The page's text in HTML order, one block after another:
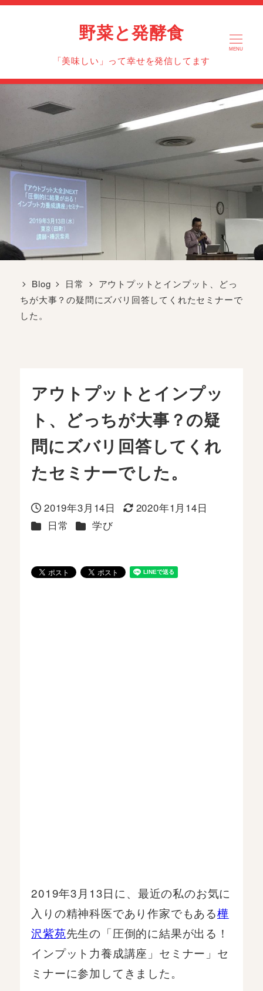
野菜と発酵食
「美味しい」って幸せを発信してます
MENU
Blog 日常
アウトプットとインプット、どっ
ちが大事？の疑問にズバリ回答してくれたセミナーで
した。
アウトプットとインプッ
ト、どっちが大事？の疑
問にズバリ回答してくれ
たセミナーでした。
投稿日
2019年3月14日
更新日
2020年1月14日
カテゴリー
日常 カテゴリー
学び
2019年3月13日に、最近の私のお気に
入りの精神科医であり作家でもある樺
沢紫苑先生の「圧倒的に結果が出る！
インプット力養成講座」セミナー」セ
ミナーに参加してきました。